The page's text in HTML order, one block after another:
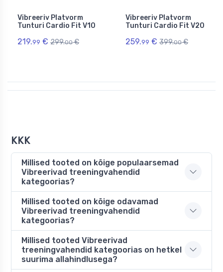
Vibreeriv Platvorm
Tunturi Cardio Fit V10
219.99 € 299.00€
Vibreeriv Platvorm
Tunturi Cardio Fit V20
259.99 € 399.00€
KKK
Millised tooted on kõige populaarsemad
Vibreerivad treeningvahendid
kategoorias?
Millised tooted on kõige odavamad
Vibreerivad treeningvahendid
kategoorias?
Millised tooted Vibreerivad
treeningvahendid kategoorias on hetkel
suurima allahindlusega?